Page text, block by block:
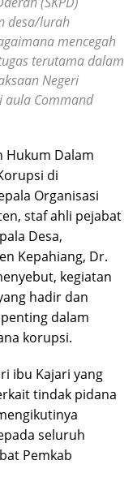
desa/lurah
mencegah
terutama dalam
Negeri
aula Command
Hukum Dalam
di
Organisasi
staf ahli pejabat
Desa,
Kepahiang, Dr.
kegiatan
hadir dan
dalam
korupsi.
ibu Kajari yang
tindak pidana
seluruh
Pemkab